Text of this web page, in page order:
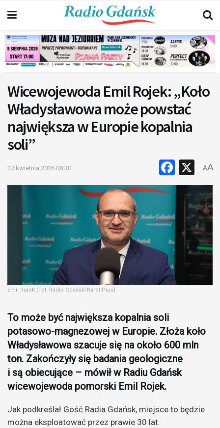
Wicewojewoda Emil Rojek: „Koło
Władysławowa może powstać
największa w Europie kopalnia
soli”
27 kwietnia 2026 08:30 X
AA
Emil Rojek (Fot. Radio Gdańsk/Karol Pius)
To może być największa kopalnia soli
potasowo-magnezowej w Europie. Złoża koło
Władysławowa szacuje się na około 600 mln
ton. Zakończyły się badania geologiczne
i są obiecujące – mówił w Radiu Gdańsk
wicewojewoda pomorski Emil Rojek.
Jak podkreślał Gość Radia Gdańsk, miejsce to będzie
można eksploatować przez prawie 30 lat.